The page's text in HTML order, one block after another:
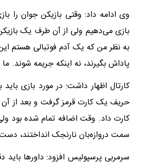
وی ادامه داد: وقتی بازیکن جوان را
بازی می‌دهیم ولی از آن طرف یک
به نظر من که یک آدم فوتبالی هستم
پاداش بگیرند، نه اینکه جریمه
کارتال اظهار داشت: در مورد بازی
حریف یک کارت قرمز گرفت و بعد از آن
کارت داد. وقت اضافه تمام شده بود
سمت دروازه‌بان نارنجک انداختند،
سرمربی پرسپولیس افزود: داور‌ها